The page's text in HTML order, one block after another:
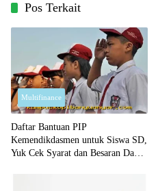
Pos Terkait
Multifinance
Daftar Bantuan PIP
Kemendikdasmen untuk Siswa SD,
Yuk Cek Syarat dan Besaran Dana